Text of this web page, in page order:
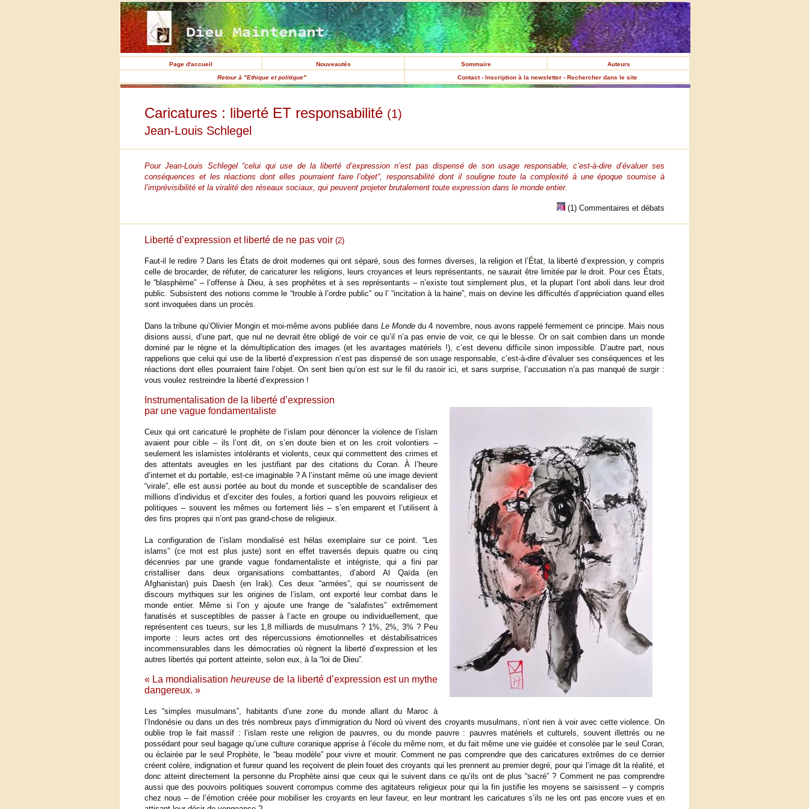
Page d'accueil Nouveautés Sommaire
Auteurs
Retour à "Ethique et politique"
Contact - Inscription à la newsletter - Rechercher dans le site
Caricatures : liberté ET responsabilité (1)
Jean-Louis Schlegel
Pour Jean-Louis Schlegel “celui qui use de la liberté d’expression n’est pas dispensé de son usage responsable, c’est-à-dire d’évaluer ses
conséquences et les réactions dont elles pourraient faire l’objet“, responsabilité dont il souligne toute la complexité à une époque soumise à
l’imprévisibilité et la viralité des réseaux sociaux, qui peuvent projeter brutalement toute expression dans le monde entier.
(1) Commentaires et débats
Liberté d’expression et liberté de ne pas voir (2)
Faut-il le redire ? Dans les États de droit modernes qui ont séparé, sous des formes diverses, la religion et l’État, la liberté d’expression, y compris
celle de brocarder, de réfuter, de caricaturer les religions, leurs croyances et leurs représentants, ne saurait être limitée par le droit. Pour ces États,
le “blasphème” – l’offense à Dieu, à ses prophètes et à ses représentants – n’existe tout simplement plus, et la plupart l’ont aboli dans leur droit
public. Subsistent des notions comme le “trouble à l’ordre public” ou l’ “incitation à la haine”, mais on devine les difficultés d’appréciation quand elles
sont invoquées dans un procès.
Dans la tribune qu’Olivier Mongin et moi-même avons publiée dans Le Monde du 4 novembre, nous avons rappelé fermement ce principe. Mais nous
disions aussi, d’une part, que nul ne devrait être obligé de voir ce qu’il n’a pas envie de voir, ce qui le blesse. Or on sait combien dans un monde
dominé par le règne et la démultiplication des images (et les avantages matériels !), c’est devenu difficile sinon impossible. D’autre part, nous
rappelions que celui qui use de la liberté d’expression n’est pas dispensé de son usage responsable, c’est-à-dire d’évaluer ses conséquences et les
réactions dont elles pourraient faire l’objet. On sent bien qu’on est sur le fil du rasoir ici, et sans surprise, l’accusation n’a pas manqué de surgir :
vous voulez restreindre la liberté d’expression !
Instrumentalisation de la liberté d’expression
par une vague fondamentaliste
Ceux qui ont caricaturé le prophète de l’islam pour dénoncer la violence de l’islam
avaient pour cible – ils l’ont dit, on s’en doute bien et on les croit volontiers –
seulement les islamistes intolérants et violents, ceux qui commettent des crimes et
des attentats aveugles en les justifiant par des citations du Coran. À l’heure
d’internet et du portable, est-ce imaginable ? A l’instant même où une image devient
“virale”, elle est aussi portée au bout du monde et susceptible de scandaliser des
millions d’individus et d’exciter des foules, a fortiori quand les pouvoirs religieux et
politiques – souvent les mêmes ou fortement liés – s’en emparent et l’utilisent à
des fins propres qui n’ont pas grand-chose de religieux.
La configuration de l’islam mondialisé est hélas exemplaire sur ce point. “Les
islams” (ce mot est plus juste) sont en effet traversés depuis quatre ou cinq
décennies par une grande vague fondamentaliste et intégriste, qui a fini par
cristalliser dans deux organisations combattantes, d’abord Al Qaïda (en
Afghanistan) puis Daesh (en Irak). Ces deux “armées”, qui se nourrissent de
discours mythiques sur les origines de l’islam, ont exporté leur combat dans le
monde entier. Même si l’on y ajoute une frange de “salafistes” extrêmement
fanatisés et susceptibles de passer à l’acte en groupe ou individuellement, que
représentent ces tueurs, sur les 1,8 milliards de musulmans ? 1%, 2%, 3% ? Peu
importe : leurs actes ont des répercussions émotionnelles et déstabilisatrices
incommensurables dans les démocraties où règnent la liberté d’expression et les
autres libertés qui portent atteinte, selon eux, à la “loi de Dieu”.
« La mondialisationheureuse de la liberté d’expression est un mythe
dangereux. »
Les “simples musulmans”, habitants d’une zone du monde allant du Maroc à
l’Indonésie ou dans un des très nombreux pays d’immigration du Nord où vivent des croyants musulmans, n’ont rien à voir avec cette violence. On
oublie trop le fait massif : l’islam reste une religion de pauvres, ou du monde pauvre : pauvres matériels et culturels, souvent illettrés ou ne
possédant pour seul bagage qu’une culture coranique apprise à l’école du même nom, et du fait même une vie guidée et consolée par le seul Coran,
ou éclairée par le seul Prophète, le “beau modèle” pour vivre et mourir. Comment ne pas comprendre que des caricatures extrêmes de ce dernier
créent colère, indignation et fureur quand les reçoivent de plein fouet des croyants qui les prennent au premier degré, pour qui l’image dit la réalité, et
donc atteint directement la personne du Prophète ainsi que ceux qui le suivent dans ce qu’ils ont de plus “sacré” ? Comment ne pas comprendre
aussi que des pouvoirs politiques souvent corrompus comme des agitateurs religieux pour qui la fin justifie les moyens se saisissent – y compris
chez nous – de l’émotion créée pour mobiliser les croyants en leur faveur, en leur montrant les caricatures s’ils ne les ont pas encore vues et en